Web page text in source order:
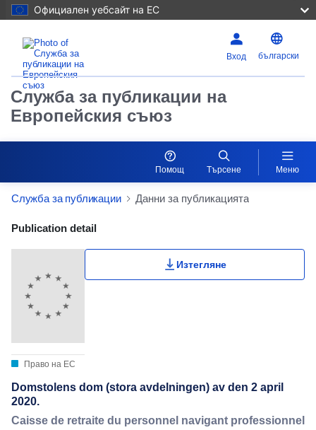
Официален уебсайт на ЕС
Вход български
Служба за публикации на
Европейския съюз
Помощ Търсене Меню
Служба за публикации Данни за публикацията
Publication Detail Actions Portlet
Publication detail
Право на ЕС
Изтегляне
Domstolens dom (stora avdelningen) av den 2 april
2020.
Caisse de retraite du personnel navigant professionnel